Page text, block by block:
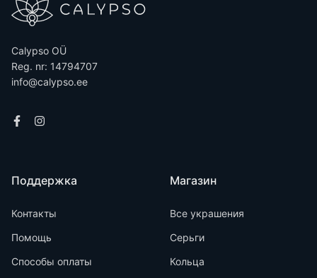
Calypso OÜ
Reg. nr: 14794707
info@calypso.ee
Поддержка
Контакты
Помощь
Способы оплаты
Магазин
Все украшения
Серьги
Кольца